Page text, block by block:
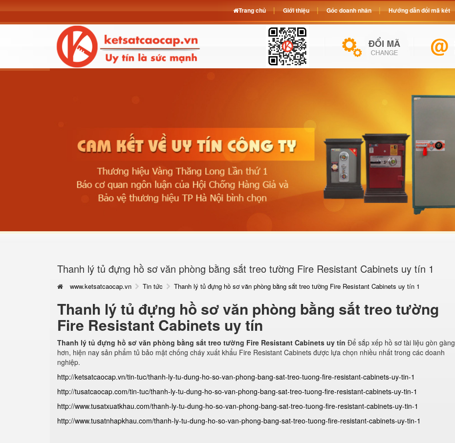
Thanh lý tủ đựng hồ sơ văn phòng bằng sắt treo tường Fire Resistant Cabinets uy tín 1
www.ketsatcaocap.vn Tin tức Thanh lý tủ đựng hồ sơ văn phòng bằng sắt treo tường Fire Resistant Cabinets uy tín 1
Thanh lý tủ đựng hồ sơ văn phòng bằng sắt treo tường
Fire Resistant Cabinets uy tín
Thanh lý tủ đựng hồ sơ văn phòng bằng sắt treo tường Fire Resistant Cabinets uy tín Để sắp xếp hồ sơ tài liệu gòn gàng
hơn, hiện nay sản phẩm tủ bảo mật chống cháy xuất khẩu Fire Resistant Cabinets được lựa chọn nhiều nhất trong các doanh
nghiệp.
http://ketsatcaocap.vn/tin-tuc/thanh-ly-tu-dung-ho-so-van-phong-bang-sat-treo-tuong-fire-resistant-cabinets-uy-tin-1
http://tusatcaocap.com/tin-tuc/thanh-ly-tu-dung-ho-so-van-phong-bang-sat-treo-tuong-fire-resistant-cabinets-uy-tin-1
http://www.tusatxuatkhau.com/thanh-ly-tu-dung-ho-so-van-phong-bang-sat-treo-tuong-fire-resistant-cabinets-uy-tin-1
http://www.tusatnhapkhau.com/thanh-ly-tu-dung-ho-so-van-phong-bang-sat-treo-tuong-fire-resistant-cabinets-uy-tin-1
Trang chủ Giới thiệu Góc doanh nhân Hướng dẫn đổi mã két